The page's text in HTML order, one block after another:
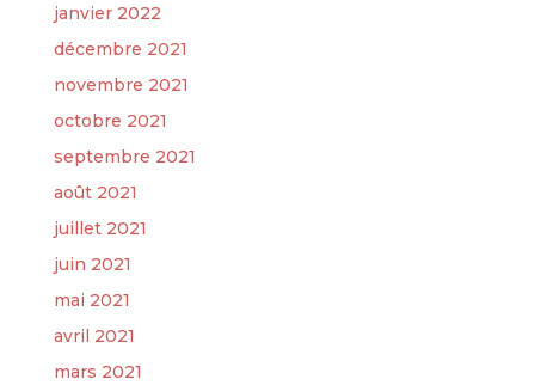
janvier 2022
décembre 2021
novembre 2021
octobre 2021
septembre 2021
août 2021
juillet 2021
juin 2021
mai 2021
avril 2021
mars 2021